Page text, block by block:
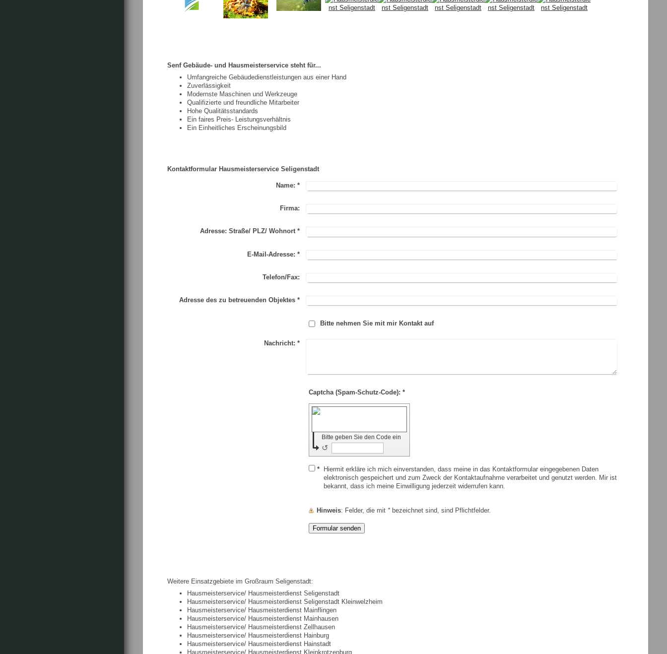
Senf Gebäude- und Hausmeisterservice steht für...
Umfangreiche Gebäudedienstleistungen aus einer Hand
Zuverlässigkeit
Modernste Maschinen und Werkzeuge
Qualifizierte und freundliche Mitarbeiter
Hohe Qualitätsstandards
Ein faires Preis- Leistungsverhältnis
Ein Einheitliches Erscheinungsbild
Kontaktformular Hausmeisterservice Seligenstadt
Name: *
Firma:
Adresse: Straße/ PLZ/ Wohnort*
E-Mail-Adresse: *
Telefon/Fax:
Adresse des zu betreuenden Objektes*
Bitte nehmen Sie mit mir Kontakt auf
Nachricht: *
Captcha (Spam-Schutz-Code): *
Bitte geben Sie den Code ein
↺
*
Hiermit erkläre ich mich einverstanden, dass meine in das Kontaktformular eingegebenen Daten
elektronisch gespeichert und zum Zweck der Kontaktaufnahme verarbeitet und genutzt werden. Mir ist
bekannt, dass ich meine Einwilligung jederzeit widerrufen kann.
Hinweis : Felder, die mit *bezeichnet sind, sind Pflichtfelder.
Weitere Einsatzgebiete im Großraum Seligenstadt:
Hausmeisterservice/ Hausmeisterdienst Seligenstadt
Hausmeisterservice/ Hausmeisterdienst Seligenstadt Kleinwelzheim
Hausmeisterservice/ Hausmeisterdienst Mainflingen
Hausmeisterservice/ Hausmeisterdienst Mainhausen
Hausmeisterservice/ Hausmeisterdienst Zellhausen
Hausmeisterservice/ Hausmeisterdienst Hainburg
Hausmeisterservice/ Hausmeisterdienst Hainstadt
Hausmeisterservice/ Hausmeisterdienst Kleinkrotzenburg